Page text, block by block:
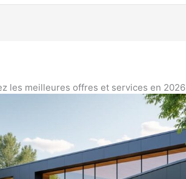
les meilleures offres et services en 2026